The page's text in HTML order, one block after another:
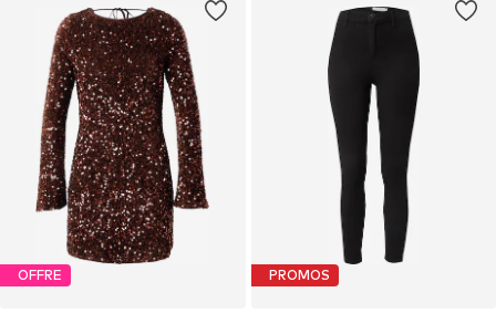
OFFRE PROMOS